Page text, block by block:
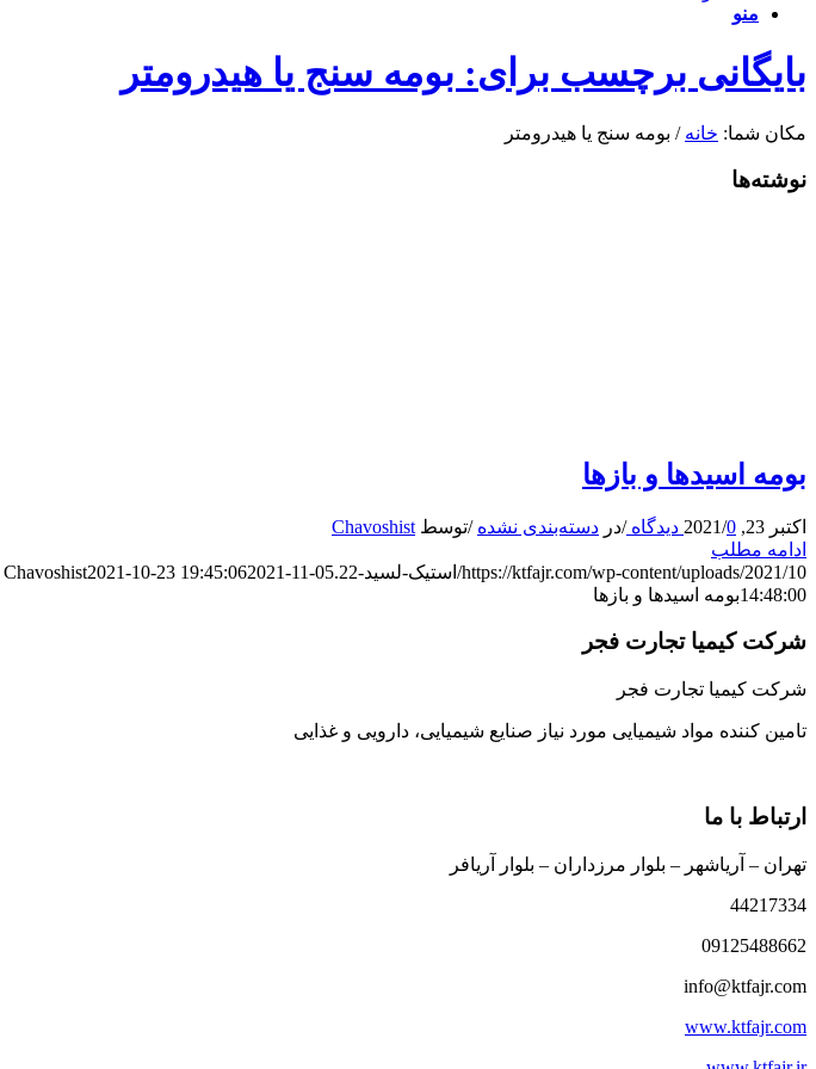
منو
بایگانی برچسب برای: بومه سنج یا هیدرومتر
مکان شما: خانه / بومه سنج یا هیدرومتر
نوشته‌ها
بومه اسیدها و بازها
اکتبر 23, 2021 /0 دیدگاه /در دسته‌بندی نشده /توسط Chavoshist
ادامه مطلب
https://ktfajr.com/wp-content/uploads/2021/10/استیک-لسید-22.jpeg
Chavoshist2021-10-23 19:45:062021-11-05
14:48:00بومه اسیدها و بازها
شرکت کیمیا تجارت فجر
شرکت کیمیا تجارت فجر
تامین کننده مواد شیمیایی مورد نیاز صنایع شیمیایی، دارویی و غذایی
ارتباط با ما
تهران – آریاشهر – بلوار مرزداران – بلوار آریافر
44217334
09125488662
info@ktfajr.com
www.ktfajr.com